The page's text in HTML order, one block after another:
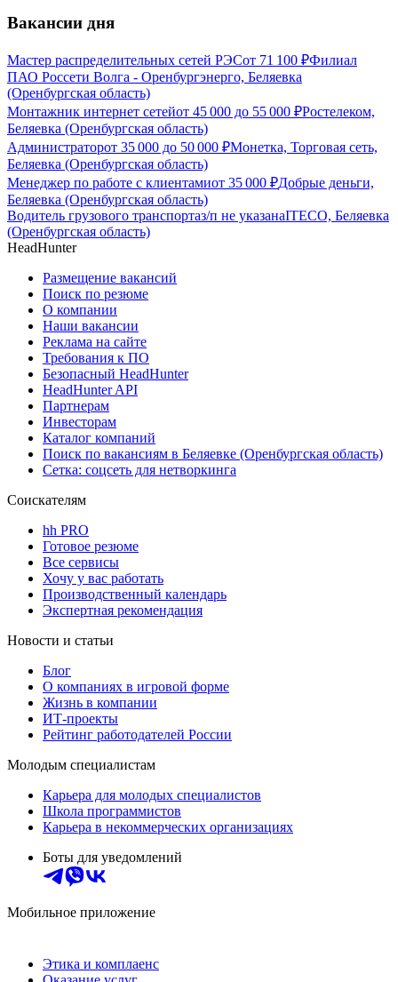
Вакансии дня
Мастер распределительных сетей РЭСот 71 100 ₽Филиал
ПАО Россети Волга - Оренбургэнерго, Беляевка
(Оренбургская область)
Монтажник интернет сетейот 45 000 до 55 000 ₽Ростелеком,
Беляевка (Оренбургская область)
Администраторот 35 000 до 50 000 ₽Монетка, Торговая сеть,
Беляевка (Оренбургская область)
Менеджер по работе с клиентамиот 35 000 ₽Добрые деньги,
Беляевка (Оренбургская область)
Водитель грузового транспортаз/п не указанаITECO, Беляевка
(Оренбургская область)
HeadHunter
Размещение вакансий
Поиск по резюме
О компании
Наши вакансии
Реклама на сайте
Требования к ПО
Безопасный HeadHunter
HeadHunter API
Партнерам
Инвесторам
Каталог компаний
Поиск по вакансиям в Беляевке (Оренбургская область)
Сетка: соцсеть для нетворкинга
Соискателям
hh PRO
Готовое резюме
Все сервисы
Хочу у вас работать
Производственный календарь
Экспертная рекомендация
Новости и статьи
Блог
О компаниях в игровой форме
Жизнь в компании
ИТ-проекты
Рейтинг работодателей России
Молодым специалистам
Карьера для молодых специалистов
Школа программистов
Карьера в некоммерческих организациях
Боты для уведомлений
Мобильное приложение
Этика и комплаенс